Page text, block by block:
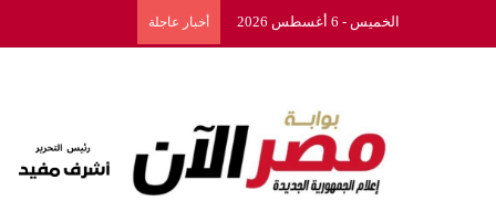
الخميس - 6 أغسطس 2026 أخبار عاجلة